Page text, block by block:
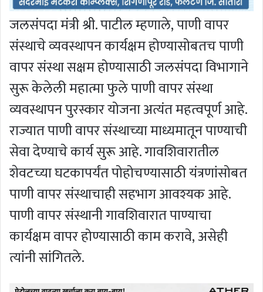
जलसंपदा मंत्री श्री. पाटील म्हणाले, पाणी वापर
संस्थाचे व्यवस्थापन कार्यक्षम होण्यासोबतच पाणी
वापर संस्था सक्षम होण्यासाठी जलसंपदा विभागाने
सुरू केलेली महात्मा फुले पाणी वापर संस्था
व्यवस्थापन पुरस्कार योजना अत्यंत महत्वपूर्ण आहे.
राज्यात पाणी वापर संस्थाच्या माध्यमातून पाण्याची
सेवा देण्याचे कार्य सुरू आहे. गावशिवारातील
शेवटच्या घटकापर्यंत पोहोचण्यासाठी यंत्रणांसोबत
पाणी वापर संस्थाचाही सहभाग आवश्यक आहे.
पाणी वापर संस्थानी गावशिवारात पाण्याचा
कार्यक्षम वापर होण्यासाठी काम करावे, असेही
त्यांनी सांगितले.